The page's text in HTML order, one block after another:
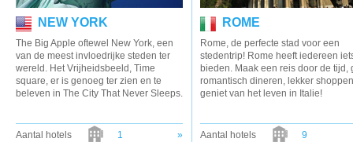
NEW YORK
The Big Apple oftewel New York, een
van de meest invloedrijke steden ter
wereld. Het Vrijheidsbeeld, Time
square, er is genoeg ter zien en te
beleven in The City That Never Sleeps.
Aantal hotels 1 »
ROME
Rome, de perfecte stad voor een
stedentrip! Rome heeft iedereen
bieden. Maak een reis door de tijd,
romantisch dineren, lekker
geniet van het leven in Italie!
Aantal hotels 9